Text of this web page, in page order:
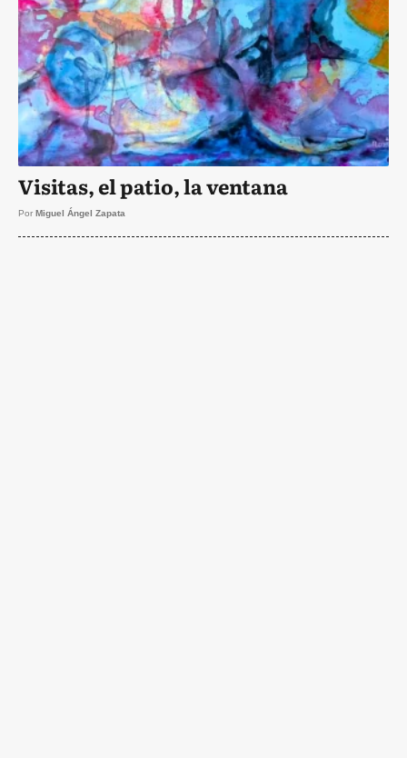
Visitas, el patio, la ventana
Por Miguel Ángel Zapata